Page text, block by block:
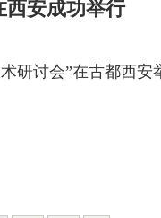
西安成功举行
研讨会”在古都西安